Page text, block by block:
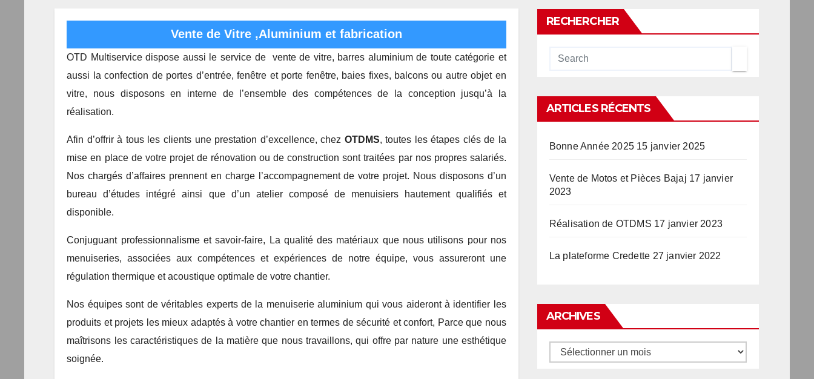
Vente de Vitre ,Aluminium et fabrication
OTD Multiservice dispose aussi le service de vente de vitre, barres aluminium de toute catégorie et
aussi la confection de portes d’entrée, fenêtre et porte fenêtre, baies fixes, balcons ou autre objet en
vitre, nous disposons en interne de l’ensemble des compétences de la conception jusqu’à la
réalisation.
Afin d’offrir à tous les clients une prestation d’excellence, chez OTDMS, toutes les étapes clés de la
mise en place de votre projet de rénovation ou de construction sont traitées par nos propres salariés.
Nos chargés d’affaires prennent en charge l’accompagnement de votre projet. Nous disposons d’un
bureau d’études intégré ainsi que d’un atelier composé de menuisiers hautement qualifiés et
disponible.
Conjuguant professionnalisme et savoir-faire, La qualité des matériaux que nous utilisons pour nos
menuiseries, associées aux compétences et expériences de notre équipe, vous assureront une
régulation thermique et acoustique optimale de votre chantier.
Nos équipes sont de véritables experts de la menuiserie aluminium qui vous aideront à identifier les
produits et projets les mieux adaptés à votre chantier en termes de sécurité et confort, Parce que nous
maîtrisons les caractéristiques de la matière que nous travaillons, qui offre par nature une esthétique
soignée.
RECHERCHER
ARTICLES RÉCENTS
Bonne Année 2025 15 janvier 2025
Vente de Motos et Pièces Bajaj 17 janvier
2023
Réalisation de OTDMS 17 janvier 2023
La plateforme Credette 27 janvier 2022
ARCHIVES
Archives